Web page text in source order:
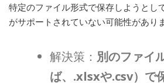
特定のファイル形式で保存しようとし
がサポートされていない可能性がありま
解決策： 別のファイ
ば、.xlsxや.csv）で